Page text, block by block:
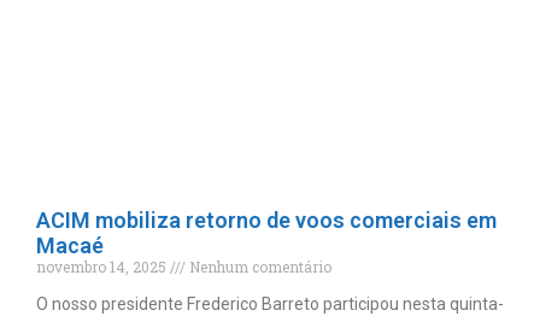
ACIM mobiliza retorno de voos comerciais em
Macaé
novembro 14, 2025
Nenhum comentário
O nosso presidente Frederico Barreto participou nesta quinta-